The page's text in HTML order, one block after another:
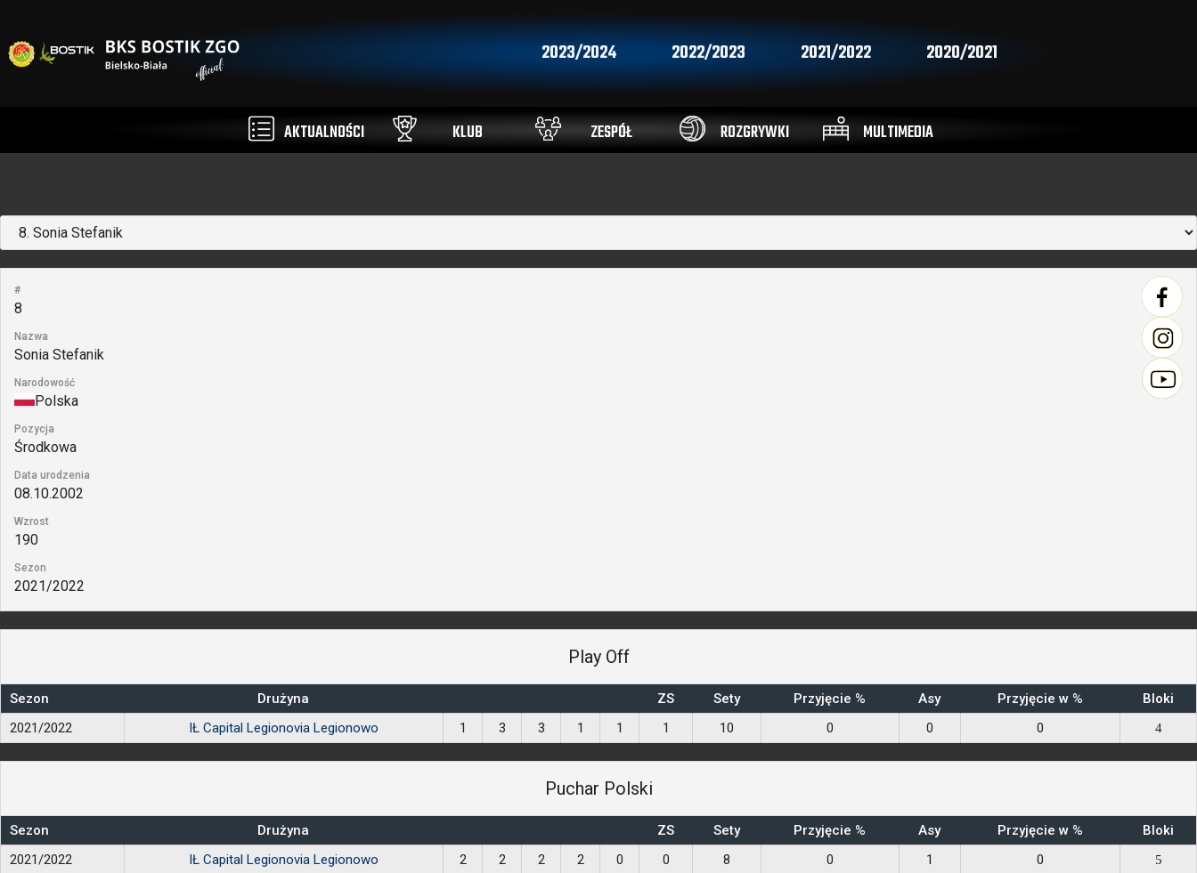
2023/2024 2022/2023 2021/2022 2020/2021
AKTUALNOŚCI KLUB ZESPÓŁ ROZGRYWKI MULTIMEDIA
#
8
Nazwa
Sonia Stefanik
Narodowość
Polska
Pozycja
Środkowa
Data urodzenia
08.10.2002
Wzrost
190
Sezon
2021/2022
Play Off
Sezon Drużyna ZS Sety Przyjęcie % Asy Przyjęcie w %
Bloki
2021/2022
IŁ Capital Legionovia Legionowo 1 3 3 1 1 1 10 0 0 0 4
Puchar Polski
Sezon Drużyna ZS Sety Przyjęcie % Asy Przyjęcie w %
Bloki
2021/2022
IŁ Capital Legionovia Legionowo 2 2 2 2 0 0 8 0 1 0 5